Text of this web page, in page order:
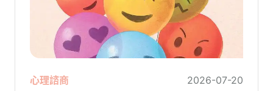
心理諮商 2026-07-20